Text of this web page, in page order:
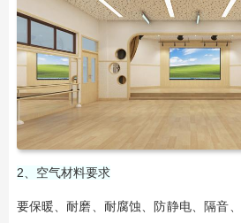
2、空气材料要求
要保暖、耐磨、耐腐蚀、防静电、隔音